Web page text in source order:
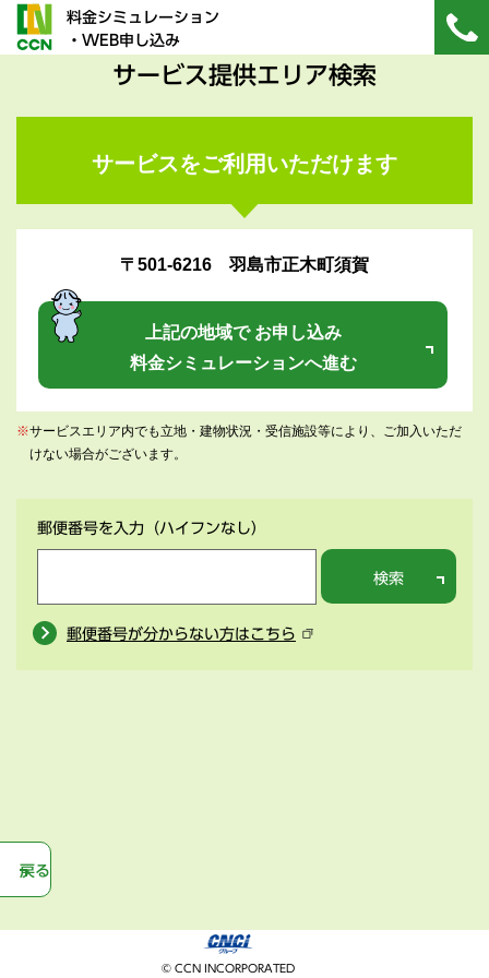
料金シミュレーション
・WEB申し込み
サービス提供エリア検索
サービスをご利用いただけます
〒501-6216 羽島市正木町須賀
上記の地域で お申し込み
料金シミュレーションへ進む
※サービスエリア内でも立地・建物状況・受信施設等により、ご加入いただ
けない場合がございます。
郵便番号を入力 （ハイフンなし）
検索
郵便番号が分からない方はこちら
戻る
© CCN INCORPORATED